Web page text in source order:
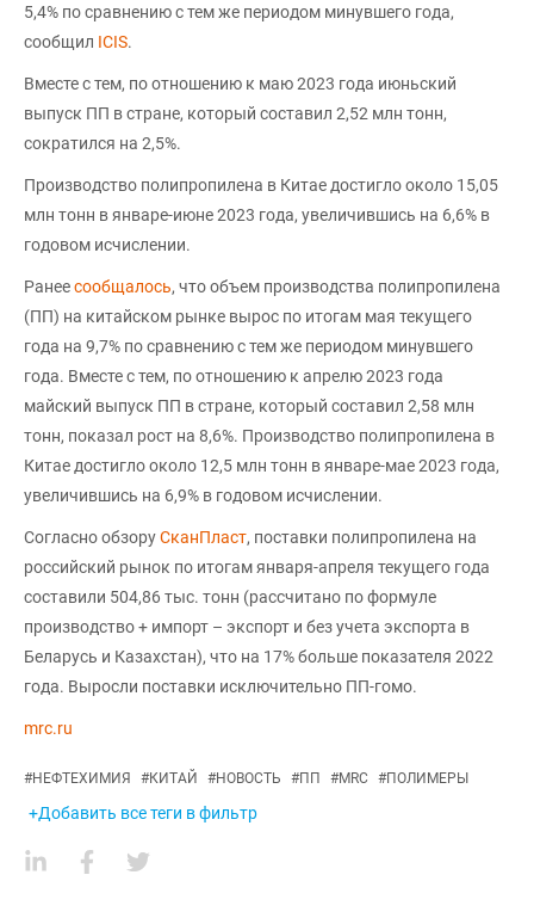
5,4% по сравнению с тем же периодом минувшего года,
сообщил ICIS.
Вместе с тем, по отношению к маю 2023 года июньский
выпуск ПП в стране, который составил 2,52 млн тонн,
сократился на 2,5%.
Производство полипропилена в Китае достигло около 15,05
млн тонн в январе-июне 2023 года, увеличившись на 6,6% в
годовом исчислении.
Ранеесообщалось, что объем производства полипропилена
(ПП) на китайском рынке вырос по итогам мая текущего
года на 9,7% по сравнению с тем же периодом минувшего
года. Вместе с тем, по отношению к апрелю 2023 года
майский выпуск ПП в стране, который составил 2,58 млн
тонн, показал рост на 8,6%. Производство полипропилена в
Китае достигло около 12,5 млн тонн в январе-мае 2023 года,
увеличившись на 6,9% в годовом исчислении.
Согласно обзоруСканПласт, поставки полипропилена на
российский рынок по итогам января-апреля текущего года
составили 504,86 тыс. тонн (рассчитано по формуле
производство + импорт – экспорт и без учета экспорта в
Беларусь и Казахстан), что на 17% больше показателя 2022
года. Выросли поставки исключительно ПП-гомо.
mrc.ru
#НЕФТЕХИМИЯ #КИТАЙ #НОВОСТЬ #ПП #MRC #ПОЛИМЕРЫ
+Добавить все теги в фильтр